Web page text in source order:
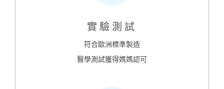
實驗測試
符合歐洲標準製造
醫學測試獲得媽媽認可